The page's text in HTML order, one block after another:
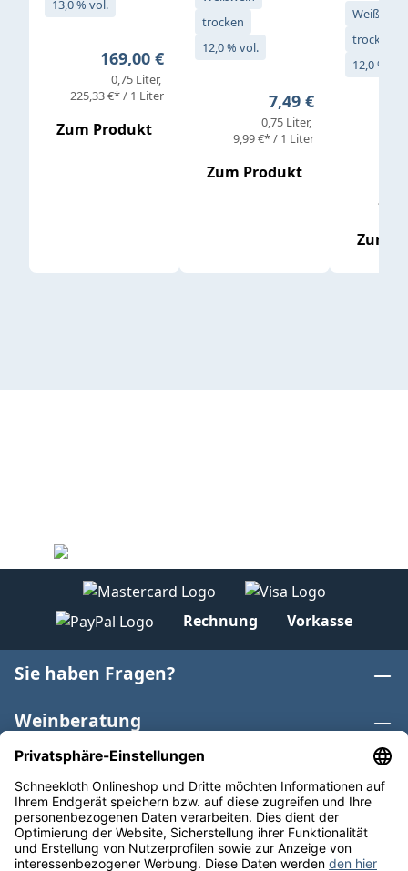
13,0 % vol.
Regulärer Preis:
169,00 €
0,75 Liter
225,33 €* / 1 Liter
Zum Produkt
trocken
12,0 % vol.
Regulärer Preis:
7,49 €
0,75 Liter
9,99 €* / 1 Liter
Zum Produkt
Weißwein
trocken
12,0 % vol.
Zum
Rechnung Vorkasse
Sie haben Fragen?
Weinberatung
Informationen
Weinkategorien
Internationaler Wein